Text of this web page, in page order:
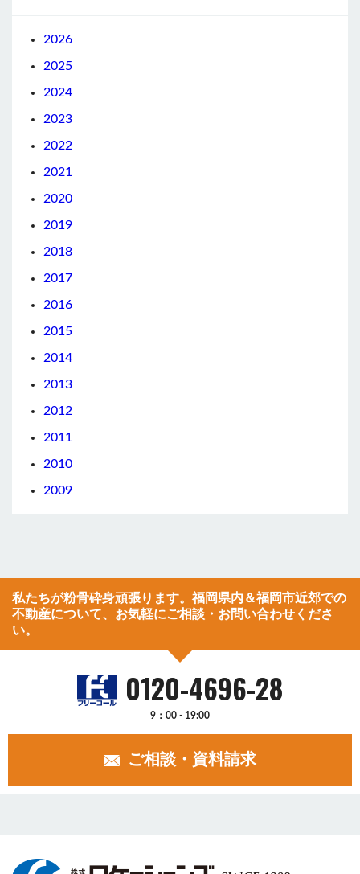
2026
2025
2024
2023
2022
2021
2020
2019
2018
2017
2016
2015
2014
2013
2012
2011
2010
2009
私たちが粉骨砕身頑張ります。福岡県内＆福岡市近郊での
不動産について、お気軽にご相談・お問い合わせくださ
い。
0120-4696-28
9：00 - 19:00
ご相談・資料請求